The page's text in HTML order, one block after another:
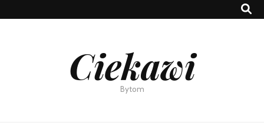
Ciekawi
Bytom